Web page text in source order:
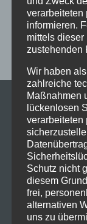
Training
Workshop
verarbeiteten
informieren.
mittels
zustehenden
Wir haben
zahlreiche
Maßnahmen
lückenlosen
verarbeiteten
Schutz nicht
diesem
frei,
alternativen
uns zu